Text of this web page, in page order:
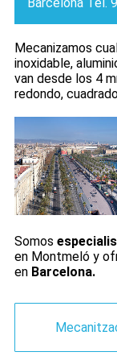
Barcelona Tel.
Mecanizamos
inoxidable,
van desde los 4
redondo,
Somos
en Montmeló y
en Barcelona.